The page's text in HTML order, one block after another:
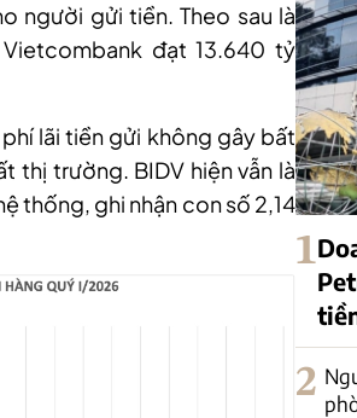
người gửi tiền. Theo sau là
đạt 13.640 tỷ
lãi tiền gửi không gây bất
thị trường. BIDV hiện vẫn là
thống, ghi nhận con số 2,14
1
2